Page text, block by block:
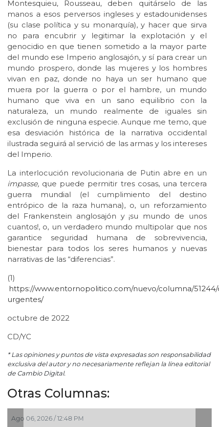
Montesquieu, Rousseau, deben quitárselo de las
manos a esos perversos ingleses y estadounidenses
(su clase política y su monarquía), y hacer que sirva
no para encubrir y legitimar la explotación y el
genocidio en que tienen sometido a la mayor parte
del mundo ese Imperio anglosajón, y sí para crear un
mundo prospero, donde las mujeres y los hombres
vivan en paz, donde no haya un ser humano que
muera por la guerra o por el hambre, un mundo
humano que viva en un sano equilibrio con la
naturaleza, un mundo realmente de iguales sin
exclusión de ninguna especie. Aunque me temo, que
esa desviación histórica de la narrativa occidental
ilustrada seguirá al servició de las armas y los intereses
del Imperio.
La interlocución revolucionaria de Putin abre en un
impasse, que puede permitir tres cosas, una tercera
guerra mundial (el cumplimiento del destino
entrópico de la raza humana), o, un reforzamiento
del Frankenstein anglosajón y ¡su mundo de unos
cuantos!, o, un verdadero mundo multipolar que nos
garantice seguridad humana de sobrevivencia,
bienestar para todos los seres humanos y nuevas
narrativas de las “diferencias”.
(1)
https://www.entornopolitico.com/nuevo/columna/51244/
urgentes/
octubre de 2022
CD/YC
* Las opiniones y puntos de vista expresadas son responsabilidad
exclusiva del autor y no necesariamente reflejan la línea editorial
de Cambio Digital.
Otras Columnas:
Ago 06, 2026 / 12:48 PM